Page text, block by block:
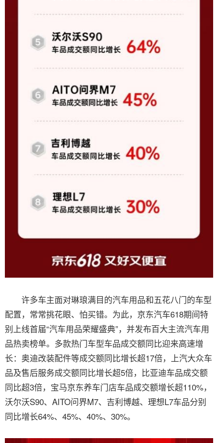
许多车主面对琳琅满目的汽车用品和五花八门的车型
配置，常常挑花眼、怕买错。为此，京东汽车618期间特
别上线首届“汽车用品荣耀盛典”，并发布百大主流汽车用
品热卖榜单。多款热门车型车品成交额同比迎来高速增
长：奥迪改装配件等成交额同比增长超17倍，上汽大众车
品及售后服务成交额同比增长超5倍，比亚迪车品成交额
同比超3倍，宝马京东养车门店车品成交额增长超110%，
沃尔沃S90、AITO问界M7、吉利博越、理想L7车品分别
同比增长64%、45%、40%、30%。